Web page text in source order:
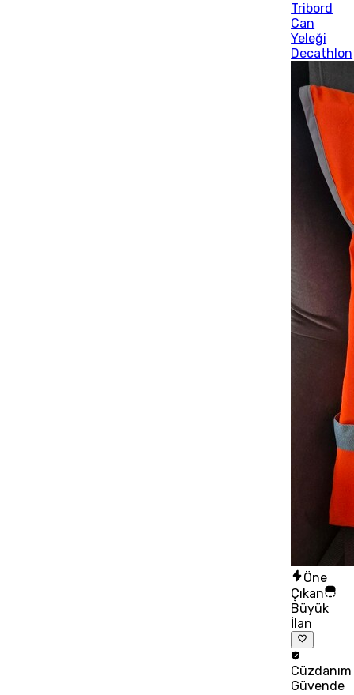
Tribord
Can
Yeleği
Decathlon
Öne
Çıkan
Büyük
İlan
Cüzdanım
Güvende